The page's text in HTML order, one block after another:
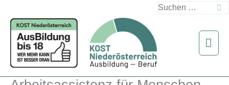
Inhalt
springen
Suchen